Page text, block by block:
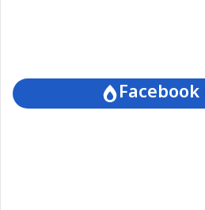
Facebook